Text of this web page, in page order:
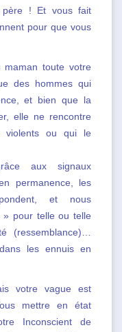
père ! Et vous fait
pour que vous
toute votre
des hommes qui
et bien que la
elle ne rencontre
violents ou qui le
aux signaux
permanence, les
et nous
» pour telle ou telle
(ressemblance)…
les ennuis en
votre vague est
mettre en état
Inconscient de